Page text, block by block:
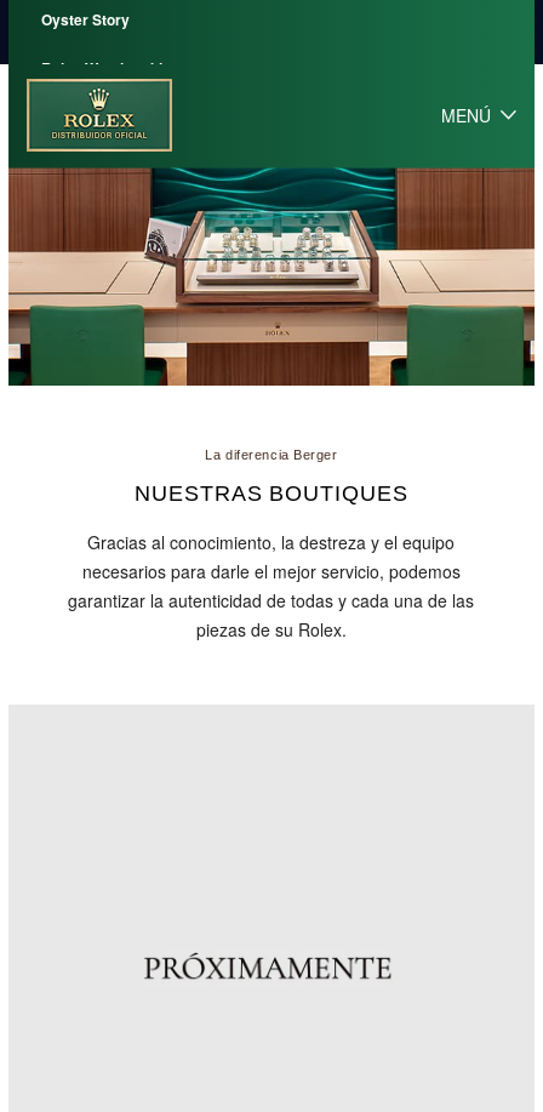
MENÚ
Oyster Story
Rolex Watchmaking
Contáctenos
NUESTRAS BOUTIQUES
La diferencia Berger
Gracias al conocimiento, la destreza y el equipo
necesarios para darle el mejor servicio, podemos
garantizar la autenticidad de todas y cada una de las
piezas de su Rolex.